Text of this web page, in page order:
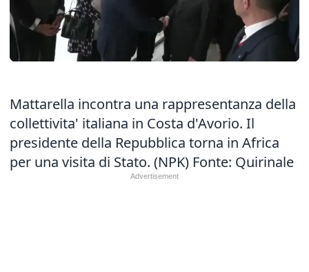
Mattarella incontra una rappresentanza della
collettivita' italiana in Costa d'Avorio. Il
presidente della Repubblica torna in Africa
per una visita di Stato. (NPK) Fonte: Quirinale